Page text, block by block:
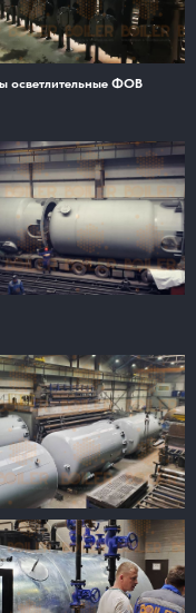
осветлительные ФОВ